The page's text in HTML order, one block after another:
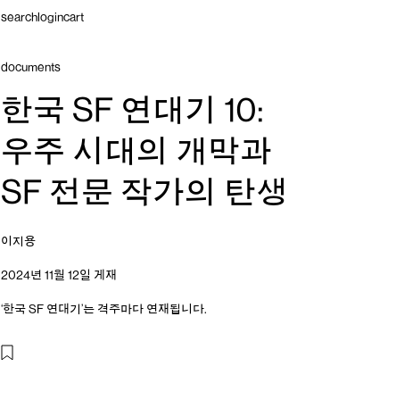
searchlogincart
documents
한국 SF 연대기 10:
우주 시대의 개막과
SF 전문 작가의 탄생
이지용
2024년 11월 12일 게재
‘한국 SF 연대기’는 격주마다 연재됩니다.